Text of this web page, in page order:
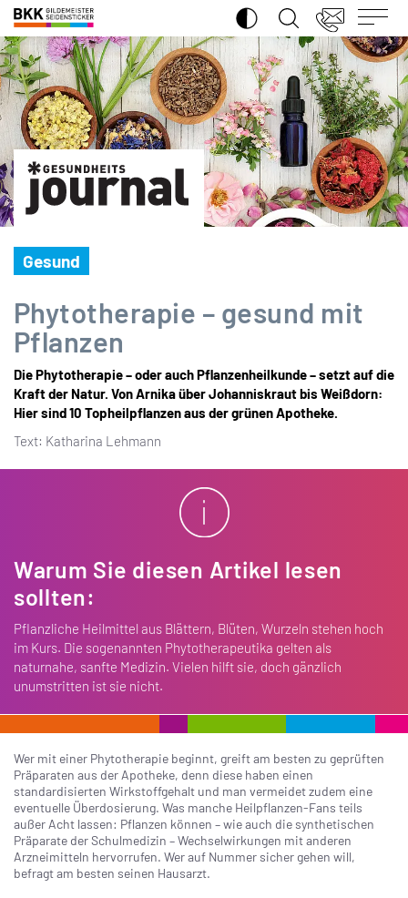
BKK
Gildemeister
Seidensticker
SUCHE ÖFFNEN
Gesund
Phytotherapie – gesund mit
Pflanzen
Die Phytotherapie – oder auch Pflanzenheilkunde – setzt auf die
Kraft der Natur. Von Arnika über Johanniskraut bis Weißdorn:
Hier sind 10 Topheilpflanzen aus der grünen Apotheke.
Text: Katharina Lehmann
Warum Sie diesen Artikel lesen
sollten:
Pflanzliche Heilmittel aus Blättern, Blüten, Wurzeln stehen hoch
im Kurs. Die sogenannten Phytotherapeutika gelten als
naturnahe, sanfte Medizin. Vielen hilft sie, doch gänzlich
unumstritten ist sie nicht.
Wer mit einer Phytotherapie beginnt, greift am besten zu geprüften
Präparaten aus der Apotheke, denn diese haben einen
standardisierten Wirkstoffgehalt und man vermeidet zudem eine
eventuelle Überdosierung. Was manche Heilpflanzen-Fans teils
außer Acht lassen: Pflanzen können – wie auch die synthetischen
Präparate der Schulmedizin – Wechselwirkungen mit anderen
Arzneimitteln hervorrufen. Wer auf Nummer sicher gehen will,
befragt am besten seinen Hausarzt.